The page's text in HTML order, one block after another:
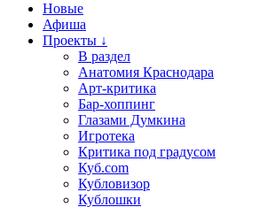
Новые
Афиша
Проекты ↓
В раздел
Анатомия Краснодара
Арт-критика
Бар-хоппинг
Глазами Думкина
Игротека
Критика под градусом
Куб.com
Кубловизор
Кублошки